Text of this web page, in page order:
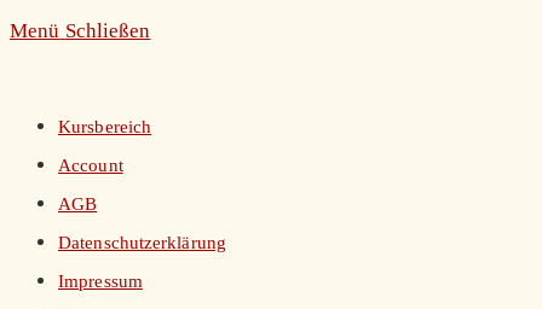
Menü Schließen
Kursbereich
Account
AGB
Datenschutzerklärung
Impressum